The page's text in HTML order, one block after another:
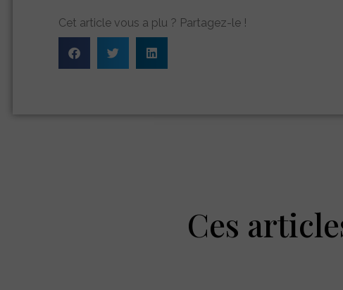
Cet article vous a plu ? Partagez-le !
Ces